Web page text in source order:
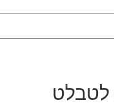
לטבלט